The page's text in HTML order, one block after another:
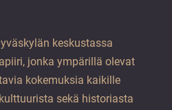
keskustassa
jonka ympärillä olevat
kokemuksia kaikille
sekä historiasta